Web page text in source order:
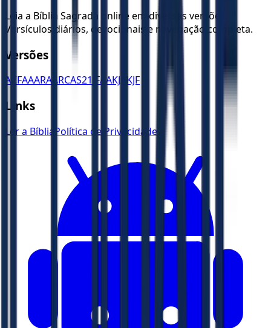
Leia a Bíblia Sagrada online em diversas versões.
Versículos diários, devocionais e navegação completa.
Versões
ACFAAARA ARCAS21 JFAAKJA KJF
Links
Ler a Bíblia Política de Privacidade